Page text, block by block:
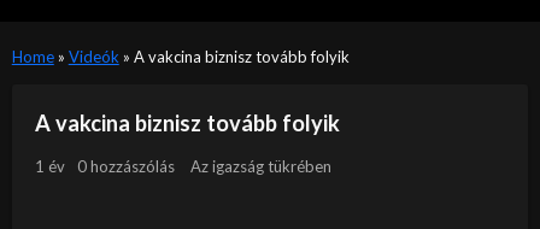
Home» Videók » A vakcina biznisz tovább folyik
A vakcina biznisz tovább folyik
1 év 0 hozzászólás Az igazság tükrében